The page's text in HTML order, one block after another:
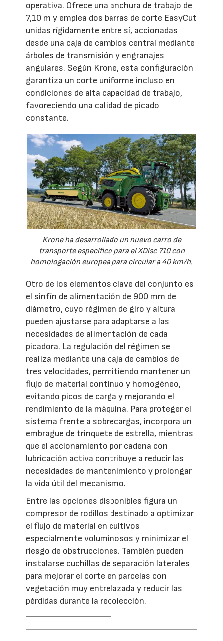
operativa. Ofrece una anchura de trabajo de
7,10 m y emplea dos barras de corte EasyCut
unidas rígidamente entre sí, accionadas
desde una caja de cambios central mediante
árboles de transmisión y engranajes
angulares. Según Krone, esta configuración
garantiza un corte uniforme incluso en
condiciones de alta capacidad de trabajo,
favoreciendo una calidad de picado
constante.
Krone ha desarrollado un nuevo carro de
transporte específico para el XDisc 710 con
homologación europea para circular a 40 km/h.
Otro de los elementos clave del conjunto es
el sinfín de alimentación de 900 mm de
diámetro, cuyo régimen de giro y altura
pueden ajustarse para adaptarse a las
necesidades de alimentación de cada
picadora. La regulación del régimen se
realiza mediante una caja de cambios de
tres velocidades, permitiendo mantener un
flujo de material continuo y homogéneo,
evitando picos de carga y mejorando el
rendimiento de la máquina. Para proteger el
sistema frente a sobrecargas, incorpora un
embrague de trinquete de estrella, mientras
que el accionamiento por cadena con
lubricación activa contribuye a reducir las
necesidades de mantenimiento y prolongar
la vida útil del mecanismo.
Entre las opciones disponibles figura un
compresor de rodillos destinado a optimizar
el flujo de material en cultivos
especialmente voluminosos y minimizar el
riesgo de obstrucciones. También pueden
instalarse cuchillas de separación laterales
para mejorar el corte en parcelas con
vegetación muy entrelazada y reducir las
pérdidas durante la recolección.